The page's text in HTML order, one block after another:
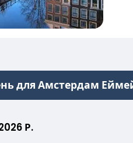
для Амстердам
Р.